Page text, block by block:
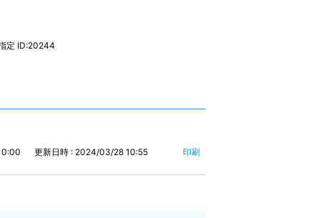
定 ID:20244
更新日時 : 2024/03/28 10:55 印刷